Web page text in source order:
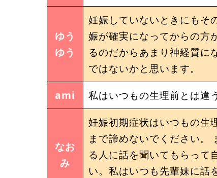
ゆう
ゆう
妊娠していないときにもそ
娠が確実になってからの方
るのだからあまり神経質に
ではないかと思います。
ami
私はいつもの生理前とは違
なお
み
妊娠初期症状はいつもの生
まで諦めないでください。
る人に話を聞いてもらって
い。私はいつも先輩妹に話